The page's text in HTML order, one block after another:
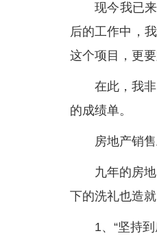
现今我已
后的工作中，
这个项目，更
在此，我
的成绩单。
房地产销
九年的房
下的洗礼也造
1、“坚持